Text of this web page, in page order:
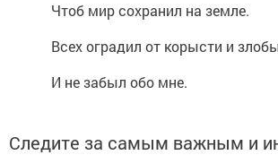
Чтоб мир сохранил на земле.
Всех оградил от корысти и
И не забыл обо мне.
Следите за самым важным и